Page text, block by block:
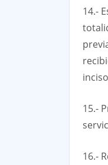
14.-
15.-
16.-